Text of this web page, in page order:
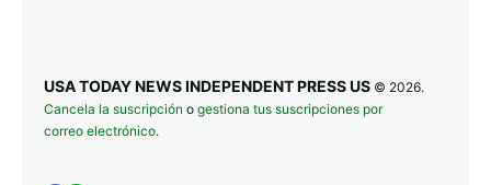
USA TODAY NEWS INDEPENDENT PRESS US © 2026.
Cancela la suscripción o gestiona tus suscripciones por
correo electrónico.